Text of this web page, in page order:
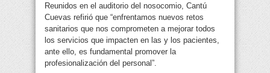
Reunidos en el auditorio del nosocomio, Cantú
Cuevas refirió que “enfrentamos nuevos retos
sanitarios que nos comprometen a mejorar todos
los servicios que impacten en las y los pacientes,
ante ello, es fundamental promover la
profesionalización del personal”.